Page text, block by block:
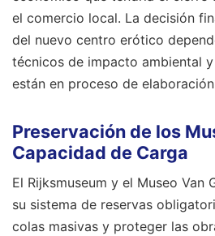
el comercio local. La decisión
del nuevo centro erótico
técnicos de impacto ambiental
están en proceso de
Preservación de los
Capacidad de Carga
El Rijksmuseum y el Museo Van
su sistema de reservas
colas masivas y proteger las